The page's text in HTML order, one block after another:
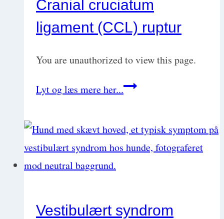
Cranial cruciatum
ligament (CCL) ruptur
You are unauthorized to view this page.
Lyt og læs mere her...Cranial
ligament
(CCL)
Vestibulært syndrom